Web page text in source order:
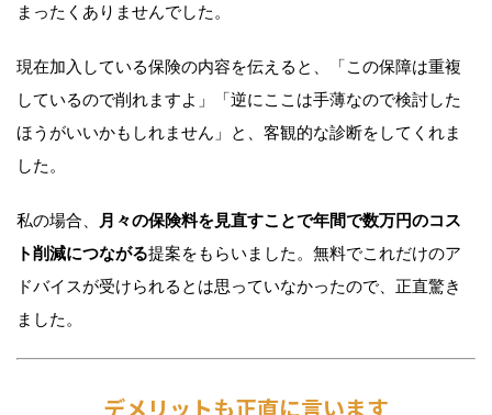
まったくありませんでした。
現在加入している保険の内容を伝えると、「この保障は重複
しているので削れますよ」「逆にここは手薄なので検討した
ほうがいいかもしれません」と、客観的な診断をしてくれま
した。
私の場合、
月々の保険料を見直すことで年間で数万円のコス
ト削減につながる提案をもらいました。無料でこれだけのア
ドバイスが受けられるとは思っていなかったので、正直驚き
ました。
デメリットも正直に言います